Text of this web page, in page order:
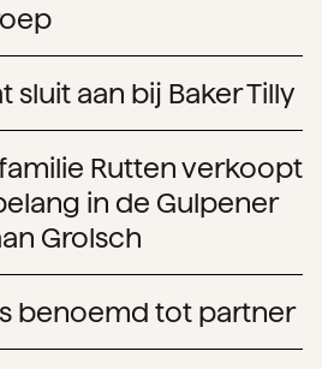
sluit aan bij Baker Tilly
Rutten verkoopt
in de Gulpener
Grolsch
benoemd tot partner